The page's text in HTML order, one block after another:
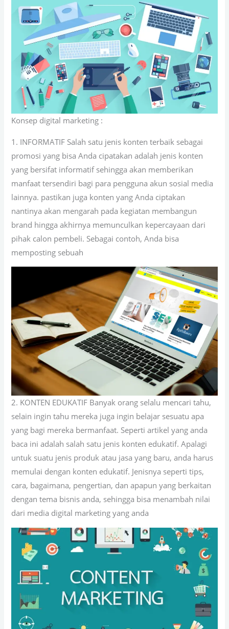
Konsep digital marketing :
1. INFORMATIF Salah satu jenis konten terbaik sebagai
promosi yang bisa Anda cipatakan adalah jenis konten
yang bersifat informatif sehingga akan memberikan
manfaat tersendiri bagi para pengguna akun sosial media
lainnya. pastikan juga konten yang Anda ciptakan
nantinya akan mengarah pada kegiatan membangun
brand hingga akhirnya memunculkan kepercayaan dari
pihak calon pembeli. Sebagai contoh, Anda bisa
memposting sebuah
2. KONTEN EDUKATIF Banyak orang selalu mencari tahu,
selain ingin tahu mereka juga ingin belajar sesuatu apa
yang bagi mereka bermanfaat. Seperti artikel yang anda
baca ini adalah salah satu jenis konten edukatif. Apalagi
untuk suatu jenis produk atau jasa yang baru, anda harus
memulai dengan konten edukatif. Jenisnya seperti tips,
cara, bagaimana, pengertian, dan apapun yang berkaitan
dengan tema bisnis anda, sehingga bisa menambah nilai
dari media digital marketing yang anda